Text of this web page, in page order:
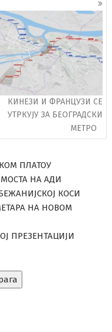
КИНЕЗИ И ФРАНЦУЗИ СЕ
УТРКУЈУ ЗА БЕОГРАДСКИ
МЕТРО
ПЛАТОУ
НА АДИ
КОСИ
НА НОВОМ
ПРЕЗЕНТАЦИЈИ